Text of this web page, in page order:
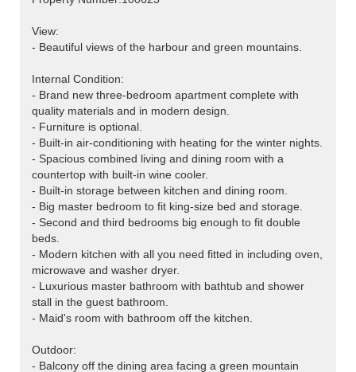
View:
- Beautiful views of the harbour and green mountains.
Internal Condition:
- Brand new three-bedroom apartment complete with
quality materials and in modern design.
- Furniture is optional.
- Built-in air-conditioning with heating for the winter nights.
- Spacious combined living and dining room with a
countertop with built-in wine cooler.
- Built-in storage between kitchen and dining room.
- Big master bedroom to fit king-size bed and storage.
- Second and third bedrooms big enough to fit double
beds.
- Modern kitchen with all you need fitted in including oven,
microwave and washer dryer.
- Luxurious master bathroom with bathtub and shower
stall in the guest bathroom.
- Maid's room with bathroom off the kitchen.
Outdoor:
- Balcony off the dining area facing a green mountain